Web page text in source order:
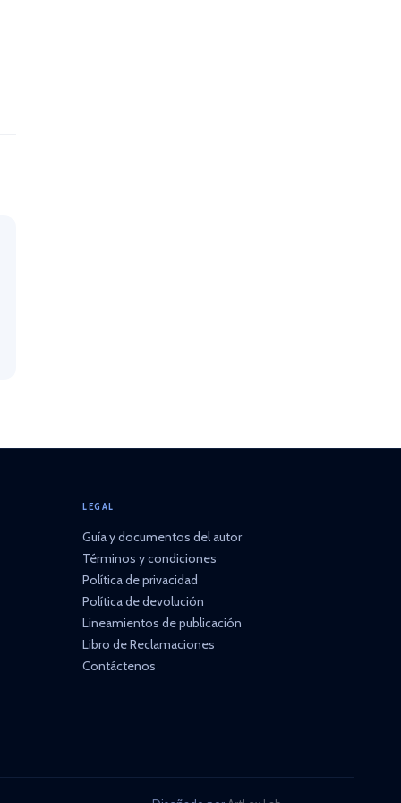
LEGAL
Guía y documentos del autor
Términos y condiciones
Política de privacidad
Política de devolución
Lineamientos de publicación
Libro de Reclamaciones
Contáctenos